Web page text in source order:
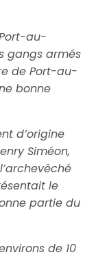
au-
gangs armés
de Port-au-
bonne
d’origine
Siméon,
le
partie du
de 10